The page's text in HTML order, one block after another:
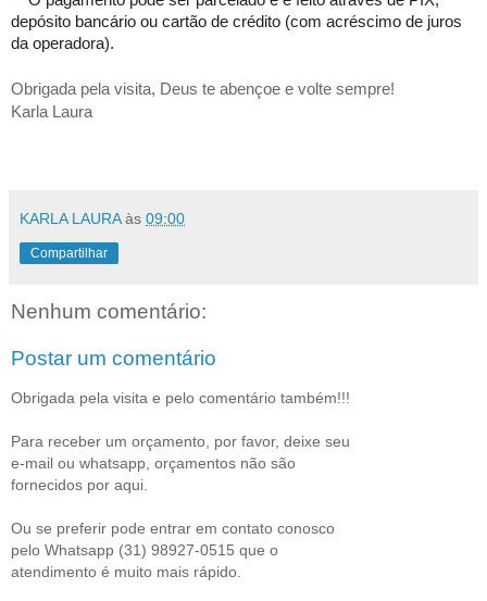
depósito bancário ou cartão de crédito (com acréscimo de juros
da operadora).
Obrigada pela visita, Deus te abençoe e volte sempre!
Karla Laura
KARLA LAURA às 09:00
Compartilhar
Nenhum comentário:
Postar um comentário
Obrigada pela visita e pelo comentário também!!!
Para receber um orçamento, por favor, deixe seu
e-mail ou whatsapp, orçamentos não são
fornecidos por aqui.
Ou se preferir pode entrar em contato conosco
pelo Whatsapp (31) 98927-0515 que o
atendimento é muito mais rápido.